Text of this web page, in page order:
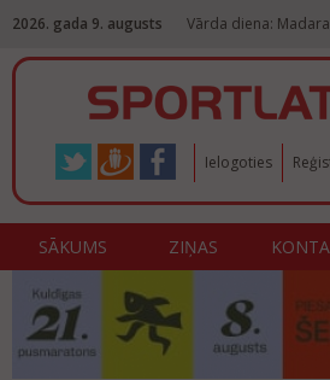
2026. gada 9. augusts Vārda diena:
Ielogoties
SĀKUMS ZIŅAS